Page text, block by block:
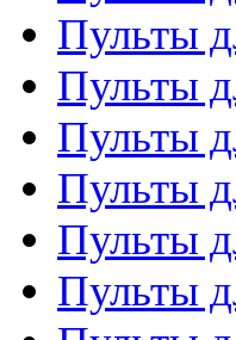
Пульты
Пульты
Пульты
Пульты
Пульты
Пульты